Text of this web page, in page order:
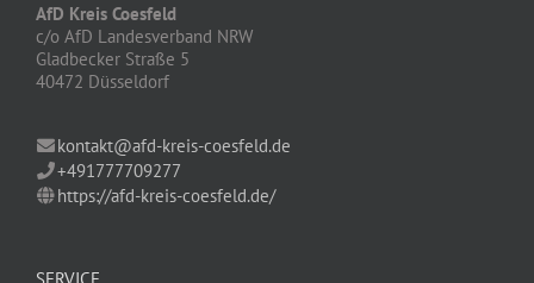
AfD Kreis Coesfeld
c/o AfD Landesverband NRW
Gladbecker Straße 5
40472 Düsseldorf
kontakt@afd-kreis-coesfeld.de
+491777709277
https://afd-kreis-coesfeld.de/